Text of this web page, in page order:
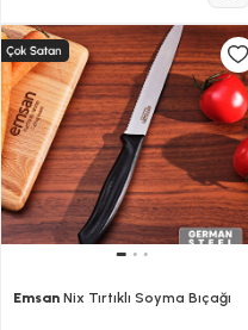
Emsan Nix Tırtıklı Soyma Bıçağı